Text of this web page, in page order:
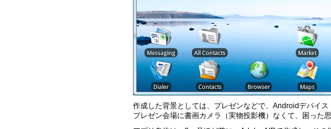
作成した背景としては、プレゼンなどで、Androidデバイ
プレゼン会場に書画カメラ（実物投影機）なくて、困った